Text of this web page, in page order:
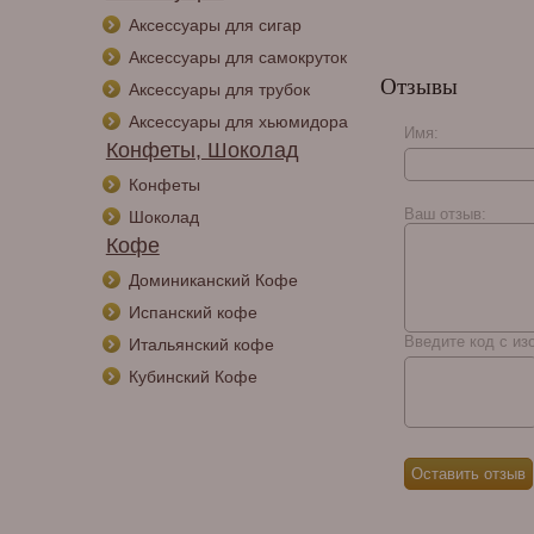
Аксессуары для сигар
Аксессуары для самокруток
Аксессуары для трубок
Аксессуары для хьюмидора
Конфеты, Шоколад
Конфеты
Шоколад
Кофе
Доминиканский Кофе
Испанский кофе
Итальянский кофе
Кубинский Кофе
Отзывы
Имя:
Ваш отзыв:
Введите код с